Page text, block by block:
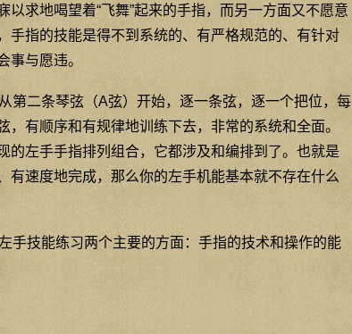
求地喝望着“飞舞”起来的手指，而另一方面又不愿意
手指的技能是得不到系统的、有严格规范的、有针对
事与愿违。
第二条琴弦（A弦）开始，逐一条弦，逐一个把位，每
有顺序和有规律地训练下去，非常的系统和全面。
的左手手指排列组合，它都涉及和编排到了。也就是
有速度地完成，那么你的左手机能基本就不存在什么
手技能练习两个主要的方面：手指的技术和操作的能